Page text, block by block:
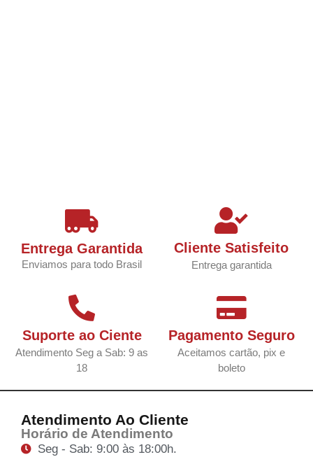
Entrega Garantida
Enviamos para todo Brasil
Cliente Satisfeito
Entrega garantida
Suporte ao Ciente
Atendimento Seg a Sab: 9 as
18
Pagamento Seguro
Aceitamos cartão, pix e
boleto
Atendimento Ao Cliente
Horário de Atendimento
Seg - Sab: 9:00 às 18:00h.